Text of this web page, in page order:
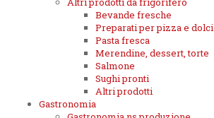
Bevande fresche
Preparati per pizza e dolci
Pasta fresca
Merendine, dessert, torte
Salmone
Sughi pronti
Altri prodotti
Gastronomia